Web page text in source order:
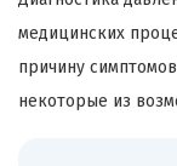
медицинских
причину
некоторые из